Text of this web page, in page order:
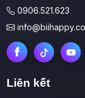
0906.521.623
Liên kết